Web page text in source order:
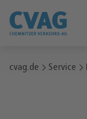
cvag.de Service